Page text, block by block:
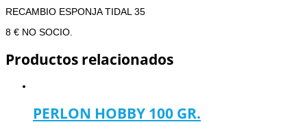
RECAMBIO ESPONJA TIDAL 35
8 € NO SOCIO.
Productos relacionados
PERLON HOBBY 100 GR.